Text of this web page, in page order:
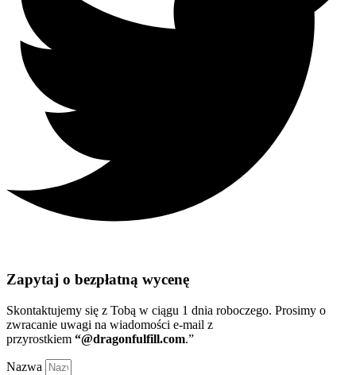
Zapytaj o bezpłatną wycenę
Skontaktujemy się z Tobą w ciągu 1 dnia roboczego. Prosimy o
zwracanie uwagi na wiadomości e-mail z
przyrostkiem “@dragonfulfill.com.”
Nazwa